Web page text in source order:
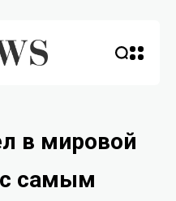
в мировой
с самым